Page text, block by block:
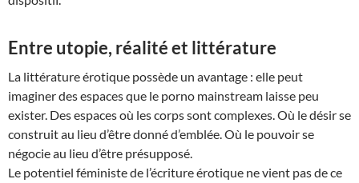
Entre utopie, réalité et littérature
La littérature érotique possède un avantage : elle peut
imaginer des espaces que le porno mainstream laisse peu
exister. Des espaces où les corps sont complexes. Où le désir se
construit au lieu d’être donné d’emblée. Où le pouvoir se
négocie au lieu d’être présupposé.
Le potentiel féministe de l’écriture érotique ne vient pas de ce